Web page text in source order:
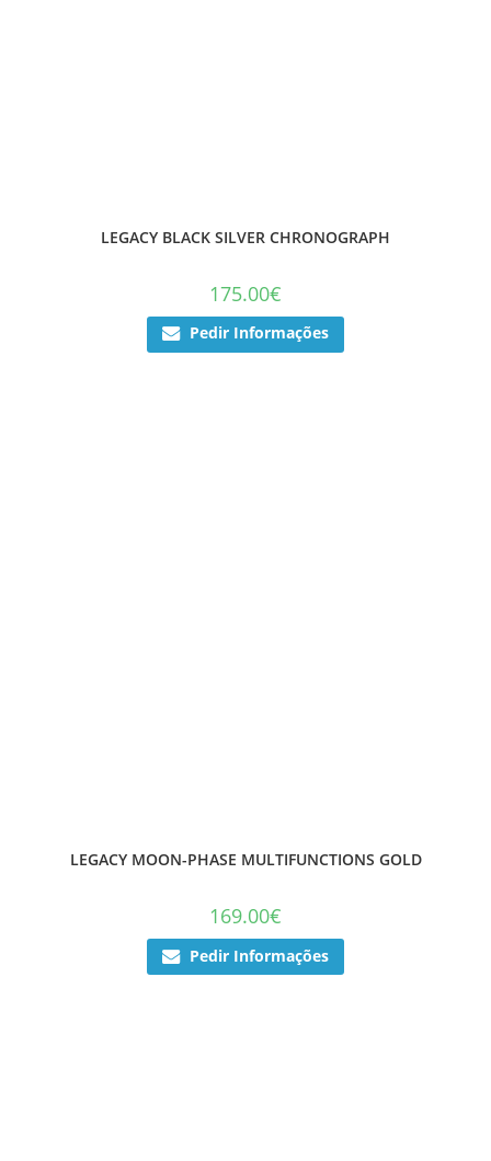
LEGACY BLACK SILVER CHRONOGRAPH
175.00€
Pedir Informações
LEGACY MOON-PHASE MULTIFUNCTIONS GOLD
169.00€
Pedir Informações